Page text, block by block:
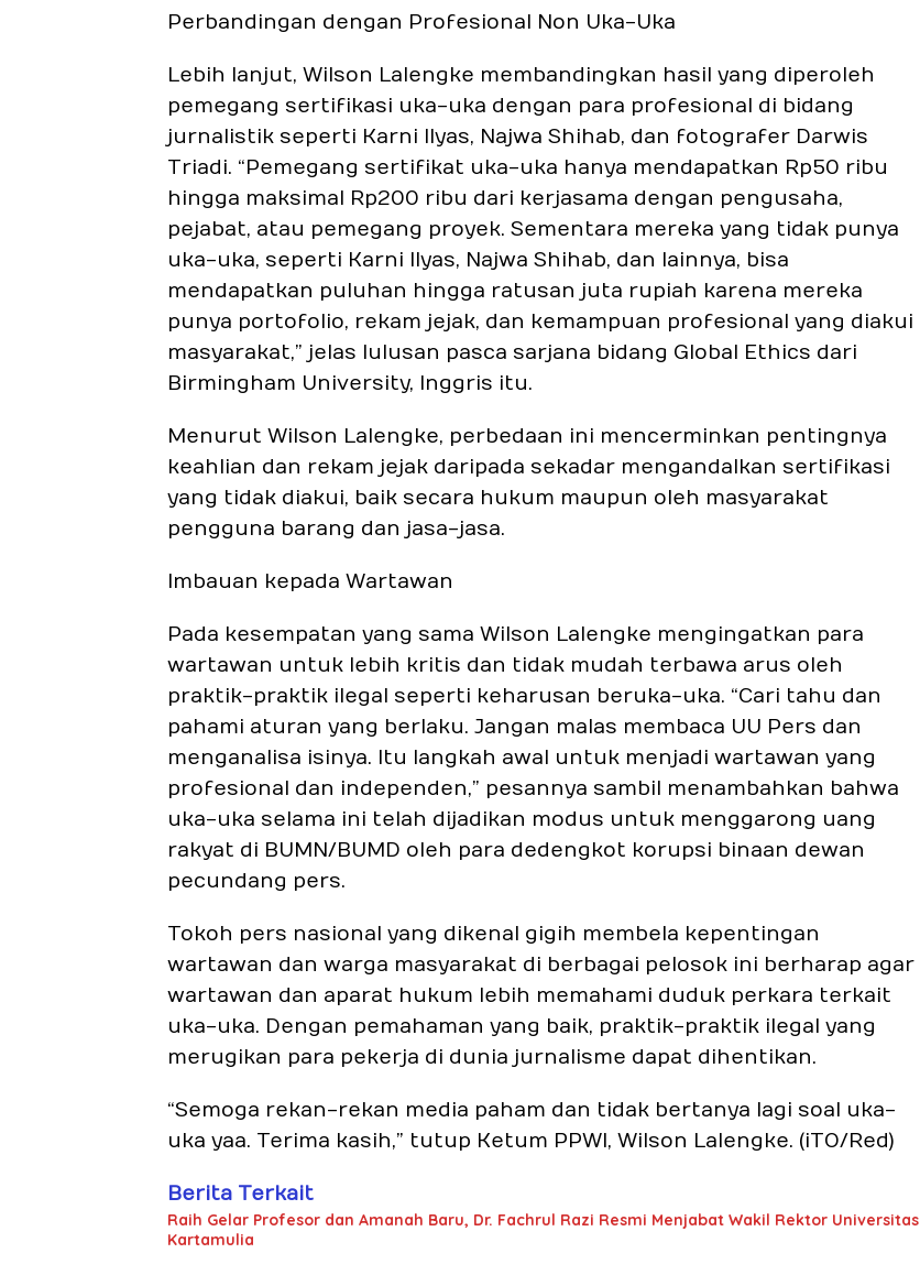
Perbandingan dengan Profesional Non Uka-Uka
Lebih lanjut, Wilson Lalengke membandingkan hasil yang diperoleh
pemegang sertifikasi uka-uka dengan para profesional di bidang
jurnalistik seperti Karni Ilyas, Najwa Shihab, dan fotografer Darwis
Triadi. “Pemegang sertifikat uka-uka hanya mendapatkan Rp50 ribu
hingga maksimal Rp200 ribu dari kerjasama dengan pengusaha,
pejabat, atau pemegang proyek. Sementara mereka yang tidak punya
uka-uka, seperti Karni Ilyas, Najwa Shihab, dan lainnya, bisa
mendapatkan puluhan hingga ratusan juta rupiah karena mereka
punya portofolio, rekam jejak, dan kemampuan profesional yang diakui
masyarakat,” jelas lulusan pasca sarjana bidang Global Ethics dari
Birmingham University, Inggris itu.
Menurut Wilson Lalengke, perbedaan ini mencerminkan pentingnya
keahlian dan rekam jejak daripada sekadar mengandalkan sertifikasi
yang tidak diakui, baik secara hukum maupun oleh masyarakat
pengguna barang dan jasa-jasa.
Imbauan kepada Wartawan
Pada kesempatan yang sama Wilson Lalengke mengingatkan para
wartawan untuk lebih kritis dan tidak mudah terbawa arus oleh
praktik-praktik ilegal seperti keharusan beruka-uka. “Cari tahu dan
pahami aturan yang berlaku. Jangan malas membaca UU Pers dan
menganalisa isinya. Itu langkah awal untuk menjadi wartawan yang
profesional dan independen,” pesannya sambil menambahkan bahwa
uka-uka selama ini telah dijadikan modus untuk menggarong uang
rakyat di BUMN/BUMD oleh para dedengkot korupsi binaan dewan
pecundang pers.
Tokoh pers nasional yang dikenal gigih membela kepentingan
wartawan dan warga masyarakat di berbagai pelosok ini berharap agar
wartawan dan aparat hukum lebih memahami duduk perkara terkait
uka-uka. Dengan pemahaman yang baik, praktik-praktik ilegal yang
merugikan para pekerja di dunia jurnalisme dapat dihentikan.
“Semoga rekan-rekan media paham dan tidak bertanya lagi soal uka-
uka yaa. Terima kasih,” tutup Ketum PPWI, Wilson Lalengke. (iTO/Red)
Berita Terkait
Raih Gelar Profesor dan Amanah Baru, Dr. Fachrul Razi Resmi Menjabat Wakil Rektor Universitas
Kartamulia